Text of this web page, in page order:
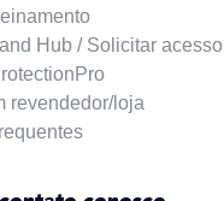
Hub / Solicitar acesso
revendedor/loja